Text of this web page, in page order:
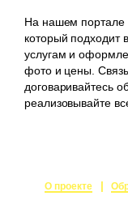
На нашем портале
который подходит
услугам и
фото и цены.
договаривайтесь
реализовывайте
О проекте